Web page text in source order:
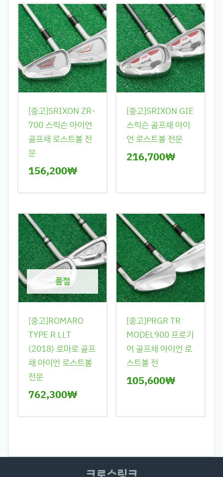
[중고]SRIXON ZR-
700 스릭슨 아이언
골프채 로스트볼 전
문
156,200₩
[중고]SRIXON GIE
스릭슨 골프채 아이
언 로스트볼 전문
216,700₩
품절
[중고]ROMARO
TYPE R LLT
(2018) 로마로 골프
채 아이언 로스트볼
전문
762,300₩
[중고]PRGR TR
MODEL900 프로기
어 골프채 아이언 로
스트볼 전
105,600₩